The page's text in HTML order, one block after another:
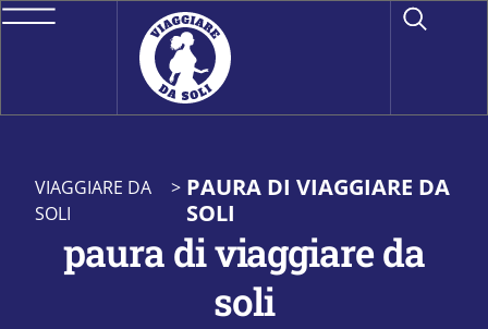
VIAGGIARE DA
SOLI
> PAURA DI VIAGGIARE DA
SOLI
paura di viaggiare da
soli